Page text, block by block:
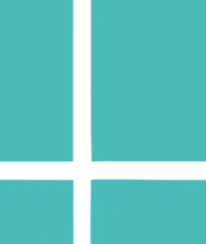
môi trường đám
quy định. Các